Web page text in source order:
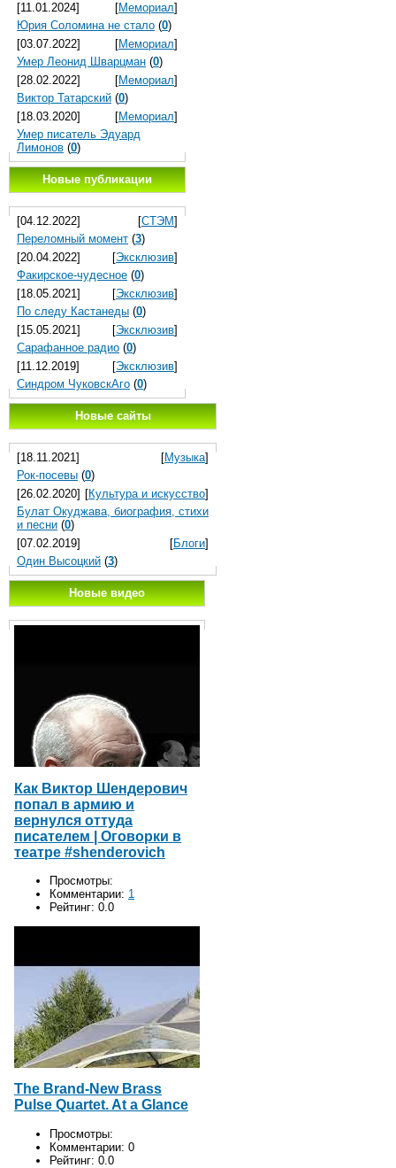
[11.01.2024]
[Мемориал]
Юрия Соломина не стало (0)
[03.07.2022]
[Мемориал]
Умер Леонид Шварцман (0)
[28.02.2022]
[Мемориал]
Виктор Татарский (0)
[18.03.2020]
[Мемориал]
Умер писатель Эдуард
Лимонов (0)
Новые публикации
[04.12.2022] [СТЭМ]
Переломный момент (3)
[20.04.2022]
[Эксклюзив]
Факирское-чудесное (0)
[18.05.2021]
[Эксклюзив]
По следу Кастанеды (0)
[15.05.2021]
[Эксклюзив]
Сарафанное радио (0)
[11.12.2019]
[Эксклюзив]
Синдром ЧуковскАго (0)
Новые сайты
[18.11.2021] [Музыка]
Рок-посевы (0)
[26.02.2020] [Культура и искусство]
Булат Окуджава, биография, стихи
и песни (0)
[07.02.2019]
[Блоги]
Один Высоцкий (3)
Новые видео
Как Виктор Шендерович
попал в армию и
вернулся оттуда
писателем | Оговорки в
театре #shenderovich
Просмотры:
Комментарии: 1
Рейтинг: 0.0
The Brand-New Brass
Pulse Quartet. At a Glance
Просмотры:
Комментарии: 0
Рейтинг: 0.0